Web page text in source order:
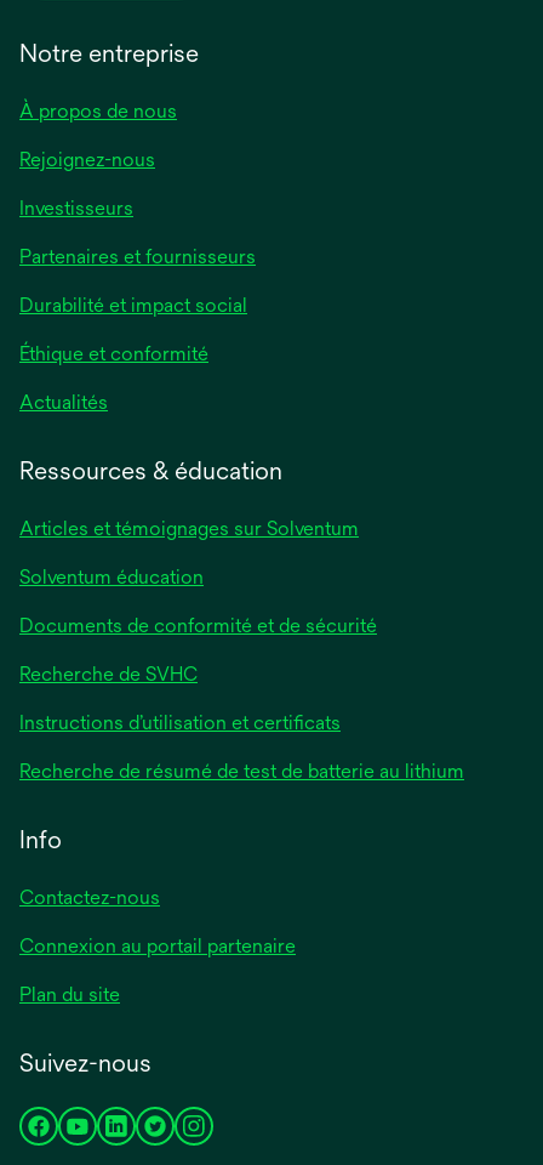
Notre entreprise
À propos de nous
Rejoignez-nous
Investisseurs
Partenaires et fournisseurs
Durabilité et impact social
Éthique et conformité
Actualités
Ressources & éducation
Articles et témoignages sur Solventum
Solventum éducation
Documents de conformité et de sécurité
Recherche de SVHC
Instructions d’utilisation et certificats
Recherche de résumé de test de batterie au lithium
Info
Contactez-nous
Connexion au portail partenaire
Plan du site
Suivez-nous
s’ouvres’ouvres’ouvres’ouvres’ouvre